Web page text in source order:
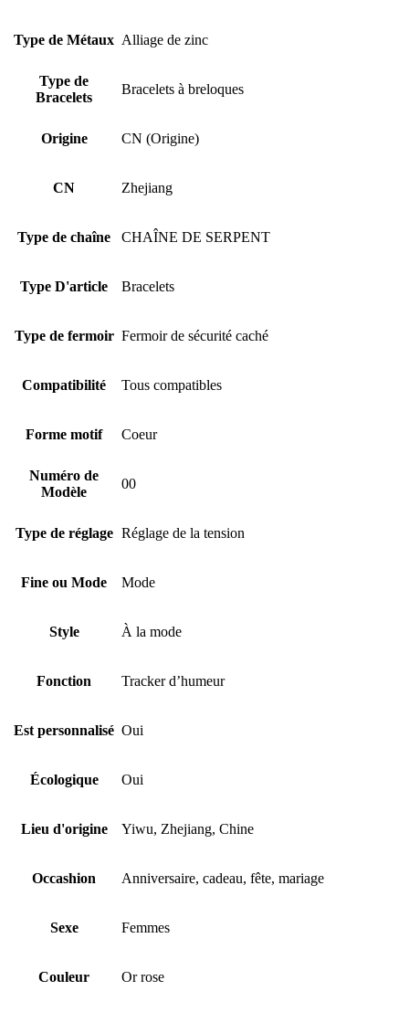
Type de Métaux Alliage de zinc
Type de
Bracelets
Bracelets à breloques
Origine CN (Origine)
CN Zhejiang
Type de chaîne CHAÎNE DE SERPENT
Type D'article Bracelets
Type de fermoir Fermoir de sécurité caché
Compatibilité Tous compatibles
Forme motif Coeur
Numéro de
Modèle
00
Type de réglage Réglage de la tension
Fine ou Mode Mode
Style À la mode
Fonction Tracker d’humeur
Est personnalisé Oui
Écologique Oui
Lieu d'origine Yiwu, Zhejiang, Chine
Occashion Anniversaire, cadeau, fête, mariage
Sexe Femmes
Couleur Or rose